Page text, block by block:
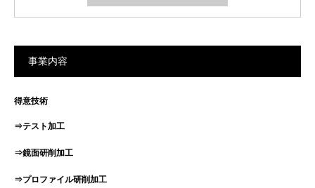
事業内容
得意技術
⇒テスト加工
⇒鏡面研削加工
⇒プロファイル研削加工